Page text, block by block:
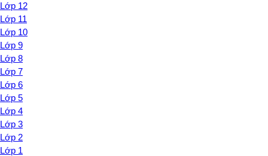
Lớp 12
Lớp 11
Lớp 10
Lớp 9
Lớp 8
Lớp 7
Lớp 6
Lớp 5
Lớp 4
Lớp 3
Lớp 2
Lớp 1